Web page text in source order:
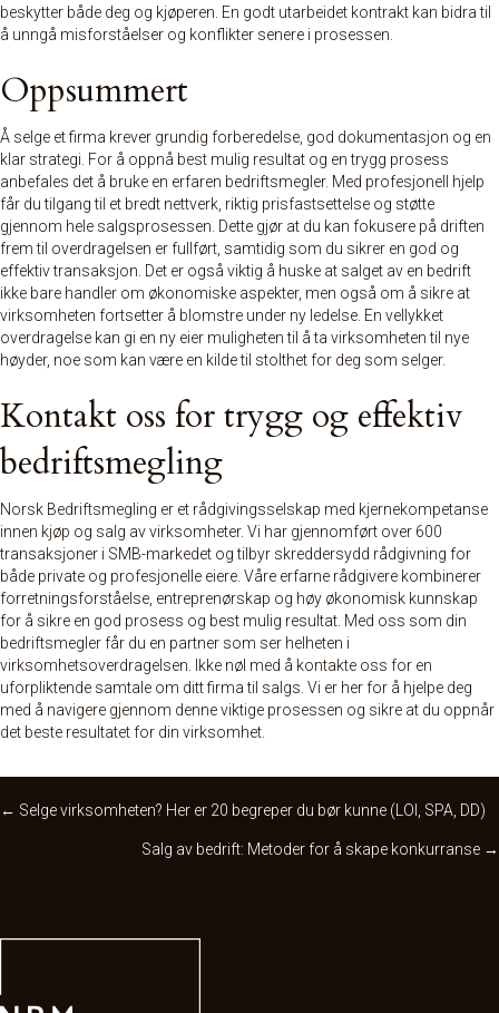
beskytter både deg og kjøperen. En godt utarbeidet kontrakt kan bidra til
å unngå misforståelser og konflikter senere i prosessen.
Oppsummert
Å selge et firma krever grundig forberedelse, god dokumentasjon og en
klar strategi. For å oppnå best mulig resultat og en trygg prosess
anbefales det å bruke en erfaren bedriftsmegler. Med profesjonell hjelp
får du tilgang til et bredt nettverk, riktig prisfastsettelse og støtte
gjennom hele salgsprosessen. Dette gjør at du kan fokusere på driften
frem til overdragelsen er fullført, samtidig som du sikrer en god og
effektiv transaksjon. Det er også viktig å huske at salget av en bedrift
ikke bare handler om økonomiske aspekter, men også om å sikre at
virksomheten fortsetter å blomstre under ny ledelse. En vellykket
overdragelse kan gi en ny eier muligheten til å ta virksomheten til nye
høyder, noe som kan være en kilde til stolthet for deg som selger.
Kontakt oss for trygg og effektiv
bedriftsmegling
Norsk Bedriftsmegling er et rådgivingsselskap med kjernekompetanse
innen kjøp og salg av virksomheter. Vi har gjennomført over 600
transaksjoner i SMB-markedet og tilbyr skreddersydd rådgivning for
både private og profesjonelle eiere. Våre erfarne rådgivere kombinerer
forretningsforståelse, entreprenørskap og høy økonomisk kunnskap
for å sikre en god prosess og best mulig resultat. Med oss som din
bedriftsmegler får du en partner som ser helheten i
virksomhetsoverdragelsen. Ikke nøl med å kontakte oss for en
uforpliktende samtale om ditt firma til salgs. Vi er her for å hjelpe deg
med å navigere gjennom denne viktige prosessen og sikre at du oppnår
det beste resultatet for din virksomhet.
Posts
navigation
← Selge virksomheten? Her er 20 begreper du bør kunne (LOI, SPA, DD)
Salg av bedrift: Metoder for å skape konkurranse →